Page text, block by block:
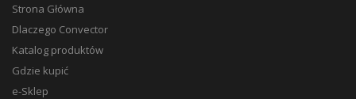
Strona Główna
Dlaczego Convector
Katalog produktów
Gdzie kupić
e-Sklep